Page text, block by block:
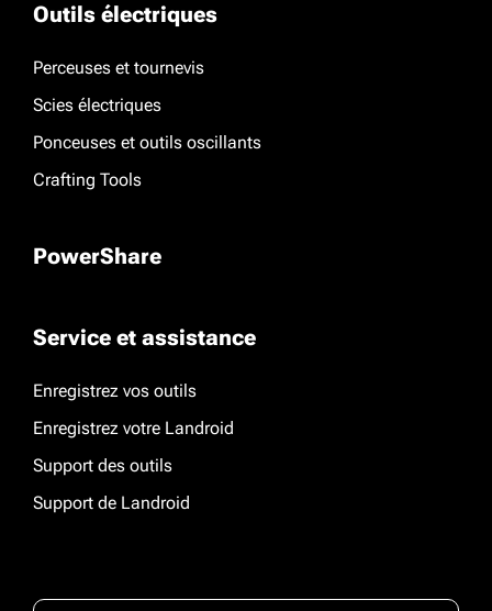
Outils électriques
Perceuses et tournevis
Scies électriques
Ponceuses et outils oscillants
Crafting Tools
PowerShare
Service et assistance
Enregistrez vos outils
Enregistrez votre Landroid
Support des outils
Support de Landroid